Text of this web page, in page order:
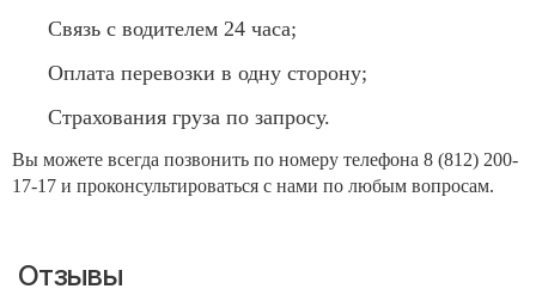
Связь с водителем 24 часа;
Оплата перевозки в одну сторону;
Страхования груза по запросу.
Вы можете всегда позвонить по номеру телефона 8 (812) 200-
17-17 и проконсультироваться с нами по любым вопросам.
Отзывы